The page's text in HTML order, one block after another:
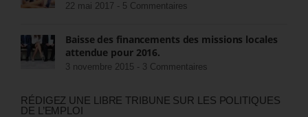
22 mai 2017 - 5 Commentaires
Baisse des financements des missions locales
attendue pour 2016.
3 novembre 2015 - 3 Commentaires
RÉDIGEZ UNE LIBRE TRIBUNE SUR LES POLITIQUES
DE L’EMPLOI